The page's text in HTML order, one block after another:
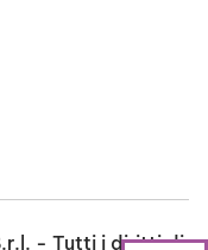
- Tutti i diritti di